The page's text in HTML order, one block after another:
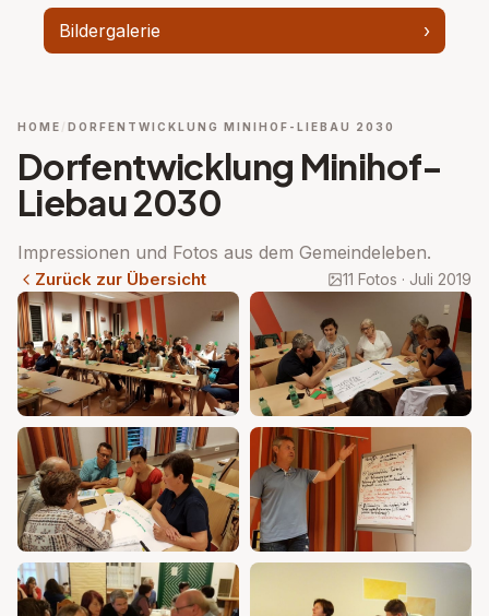
Bildergalerie ›
HOME DORFENTWICKLUNG MINIHOF-LIEBAU 2030
Dorfentwicklung Minihof-
Liebau 2030
Impressionen und Fotos aus dem Gemeindeleben.
Zurück zur Übersicht 11 Fotos · Juli 2019